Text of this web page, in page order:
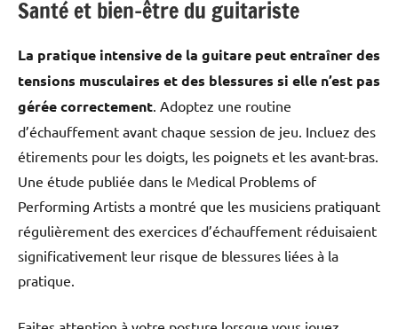
Santé et bien-être du guitariste
La pratique intensive de la guitare peut entraîner des
tensions musculaires et des blessures si elle n’est pas
gérée correctement . Adoptez une routine
d’échauffement avant chaque session de jeu. Incluez des
étirements pour les doigts, les poignets et les avant-bras.
Une étude publiée dans le Medical Problems of
Performing Artists a montré que les musiciens pratiquant
régulièrement des exercices d’échauffement réduisaient
significativement leur risque de blessures liées à la
pratique.